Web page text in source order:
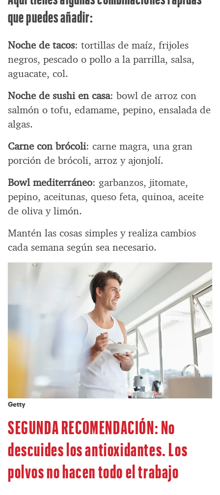
que puedes añadir:
Noche de tacos: tortillas de maíz, frijoles
negros, pescado o pollo a la parrilla, salsa,
aguacate, col.
Noche de sushi en casa: bowl de arroz con
salmón o tofu, edamame, pepino, ensalada de
algas.
Carne con brócoli: carne magra, una gran
porción de brócoli, arroz y ajonjolí.
Bowl mediterráneo: garbanzos, jitomate,
pepino, aceitunas, queso feta, quinoa, aceite
de oliva y limón.
Mantén las cosas simples y realiza cambios
cada semana según sea necesario.
Getty
SEGUNDA RECOMENDACIÓN: No
descuides los antioxidantes. Los
polvos no hacen todo el trabajo